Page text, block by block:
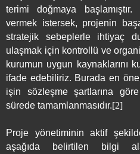
terimi doğmaya başlamıştır.
vermek istersek, projenin
stratejik sebeplerle ihtiyaç
ulaşmak için kontrollü ve
kurumun uygun kaynaklarını
ifade edebiliriz. Burada en
işin sözleşme şartlarına
sürede tamamlanmasıdır.[2]
Proje yönetiminin aktif
aşağıda belirtilen bilgi